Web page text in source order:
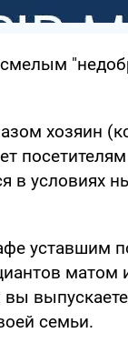
хозяин
в условиях
уставшим
матом
выпускаете
семьи.